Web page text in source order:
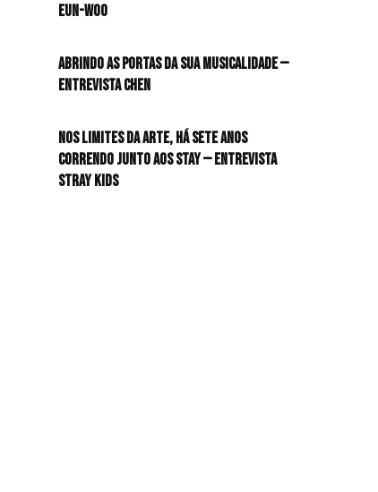
EUN-WOO
Abrindo as portas da sua musicalidade —
Entrevista CHEN
Nos limites da arte, há sete anos
correndo junto aos STAY — Entrevista
Stray Kids